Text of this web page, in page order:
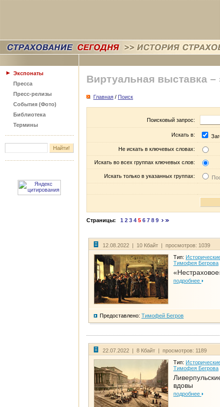
Экспонаты
Пресса
Пресс-релизы
События (Фото)
Библиотека
Термины
Виртуальная выставка –
Главная / Поиск
Поисковый запрос:
Искать в:
Не искать в ключевых словах:
Искать во всех группах ключевых слов:
Искать только в указанных группах:
Страницы: 1 2 3 4 5 6 7 8 9
12.08.2022 | 10 Кбайт | просмотров: 1039
Тип:
Тимофея Бегрова
подробнее
Предоставлено: Тимофей Бегров
22.07.2022 | 8 Кбайт | просмотров: 1189
Тип:
Тимофея Бегрова
вдовы
подробнее